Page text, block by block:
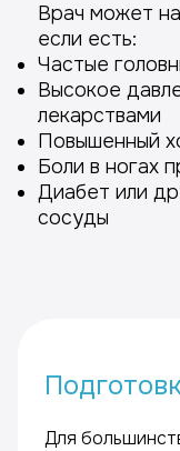
Врач может
если есть:
Частые
Высокое
лекарствами
Повышенный
Боли в ногах
Диабет или
сосуды
Для